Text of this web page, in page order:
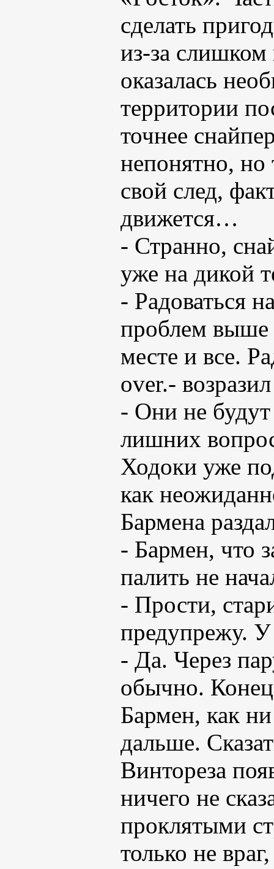
сделать
из-за
оказалась
территории
точнее
непонятно, но
свой след,
движется…
- Странно,
уже на дикой
- Радоваться
проблем
месте и все.
over.-
- Они не будут
лишних
Ходоки уже
как
Бармена
- Бармен, что
палить не
- Прости,
предупрежу. У
- Да. Через
обычно. Конец
Бармен, как
дальше.
Винтореза
ничего не
проклятыми
только не